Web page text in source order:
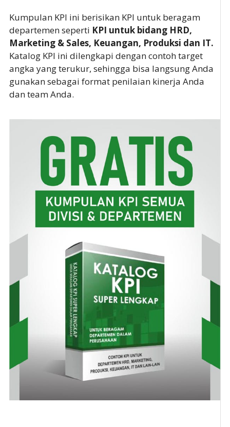
Kumpulan KPI ini berisikan KPI untuk beragam
departemen seperti KPI untuk bidang HRD,
Marketing & Sales, Keuangan, Produksi dan IT.
Katalog KPI ini dilengkapi dengan contoh target
angka yang terukur, sehingga bisa langsung Anda
gunakan sebagai format penilaian kinerja Anda
dan team Anda.